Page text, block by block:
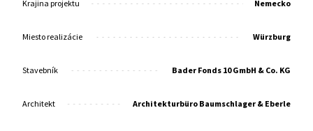
Krajina projektu Nemecko
Miesto realizácie Würzburg
Stavebník Bader Fonds 10 GmbH & Co. KG
Architekt Architekturbüro Baumschlager & Eberle